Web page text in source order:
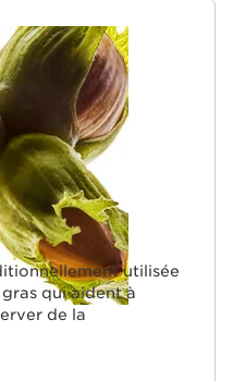
utilisée
qui aident à
de la